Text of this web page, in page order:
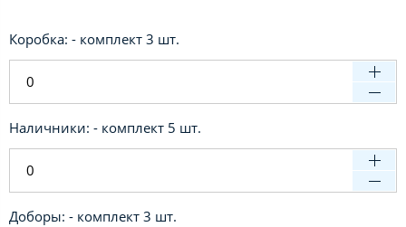
Коробка: - комплект 3 шт.
Наличники: - комплект 5 шт.
Доборы: - комплект 3 шт.